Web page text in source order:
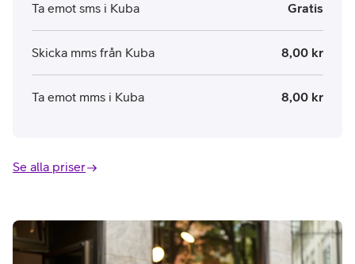
Ta emot sms i Kuba Gratis
Skicka mms från Kuba 8,00 kr
Ta emot mms i Kuba 8,00 kr
Se alla priser